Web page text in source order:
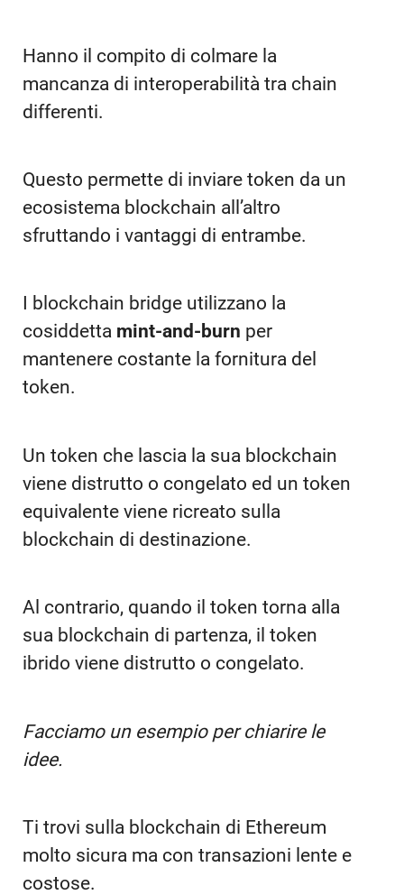
Hanno il compito di colmare la
mancanza di interoperabilità tra chain
differenti.
Questo permette di inviare token da un
ecosistema blockchain all’altro
sfruttando i vantaggi di entrambe.
I blockchain bridge utilizzano la
cosiddetta mint-and-burn per
mantenere costante la fornitura del
token.
Un token che lascia la sua blockchain
viene distrutto o congelato ed un token
equivalente viene ricreato sulla
blockchain di destinazione.
Al contrario, quando il token torna alla
sua blockchain di partenza, il token
ibrido viene distrutto o congelato.
Facciamo un esempio per chiarire le
idee.
Ti trovi sulla blockchain di Ethereum
molto sicura ma con transazioni lente e
costose.